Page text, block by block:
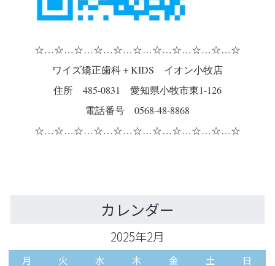
☆…☆…☆…☆…☆…☆…☆…☆…☆…☆…☆
ワイズ矯正歯科＋KIDS イオン小牧店
住所 485-0831 愛知県小牧市東1-126
電話番号 0568-48-8868
☆…☆…☆…☆…☆…☆…☆…☆…☆…☆…☆
カレンダー
2025年2月
月 火 水 木 金 土 日